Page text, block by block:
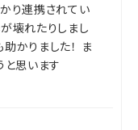
り連携されてい
壊れたりしまし
かりました！ ま
と思います